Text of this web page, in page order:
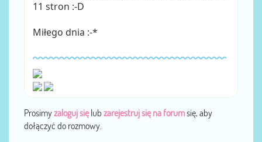
11 stron :-D
Miłego dnia :-*
Prosimyzaloguj sięlub zarejestruj się na forumsię, aby
dołączyć do rozmowy.